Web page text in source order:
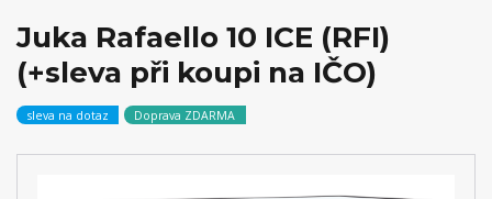
Juka Rafaello 10 ICE (RFI)
(+sleva při koupi na IČO)
sleva na dotaz Doprava ZDARMA